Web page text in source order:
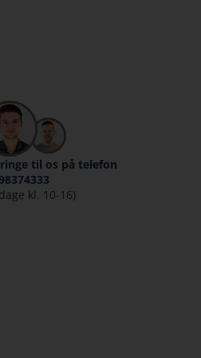
til os på telefon
98374333
kl. 10-16)